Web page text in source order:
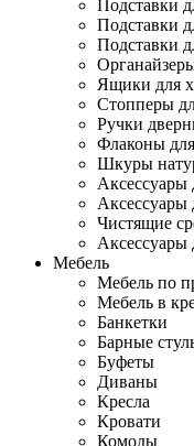
Подставки
Подставки
Подставки
Ящики для
Стопперы
Ручки
Флаконы
Шкуры
Аксессуары
Аксессуары
Чистящие
Аксессуары
Мебель
Мебель по
Мебель в
Банкетки
Барные
Буфеты
Диваны
Кресла
Кровати
Комоды